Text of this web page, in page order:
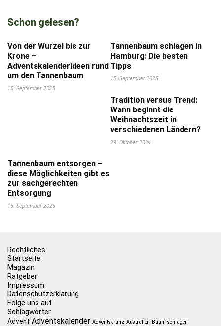
Schon gelesen?
Von der Wurzel bis zur
Krone –
Adventskalenderideen rund
um den Tannenbaum
15. September 2025
Tannenbaum schlagen in
Hamburg: Die besten
Tipps
15. September 2025
Tradition versus Trend:
Wann beginnt die
Weihnachtszeit in
verschiedenen Ländern?
29. Oktober 2024
Tannenbaum entsorgen –
diese Möglichkeiten gibt es
zur sachgerechten
Entsorgung
15. September 2025
Rechtliches
Startseite
Magazin
Ratgeber
Impressum
Datenschutzerklärung
Folge uns auf
Schlagwörter
Advent Adventskalender Adventskranz Australien Baum schlagen